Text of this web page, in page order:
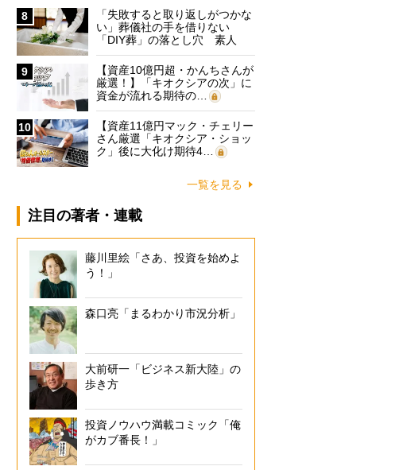
8
「失敗すると取り返しがつかな
い」葬儀社の手を借りない
「DIY葬」の落とし穴 素人
に…
9
【資産10億円超・かんちさんが
厳選！】「キオクシアの次」に
資金が流れる期待の…
10
【資産11億円マック・チェリー
さん厳選「キオクシア・ショッ
ク」後に大化け期待4…
一覧を見る
注目の著者・連載
藤川里絵「さあ、投資を始めよ
う！」
森口亮「まるわかり市況分析」
大前研一「ビジネス新大陸」の
歩き方
投資ノウハウ満載コミック「俺
がカブ番長！」